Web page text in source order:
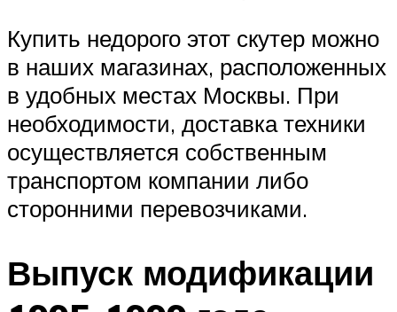
Купить недорого этот скутер можно
в наших магазинах, расположенных
в удобных местах Москвы. При
необходимости, доставка техники
осуществляется собственным
транспортом компании либо
сторонними перевозчиками.
Выпуск модификации